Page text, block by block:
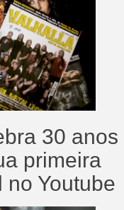
30 anos
primeira
Youtube